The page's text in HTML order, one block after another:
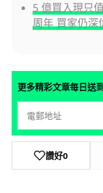
5 億買入現只
周年 買家仍深
更多精彩文章每日送
讚好0